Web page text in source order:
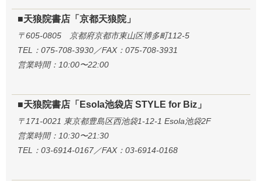
■天狼院書店「京都天狼院」
〒605-0805 京都府京都市東山区博多町112-5
TEL：075-708-3930／FAX：075-708-3931
営業時間：10:00〜22:00
■天狼院書店「Esola池袋店 STYLE for Biz」
〒171-0021 東京都豊島区西池袋1-12-1 Esola池袋2F
営業時間：10:30〜21:30
TEL：03-6914-0167／FAX：03-6914-0168